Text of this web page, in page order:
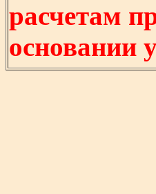
расчетам
основании